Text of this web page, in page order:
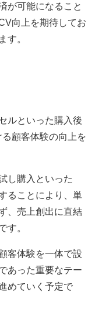
が可能になること
向上を期待してお
す。
ルといった購入後
顧客体験の向上を
し購入といった
ることにより、単
、売上創出に直結
す。
客体験を一体で設
あった重要なテー
めていく予定で